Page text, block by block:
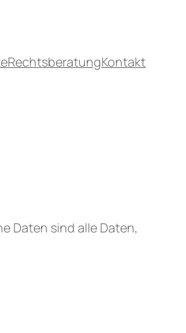
RechtsberatungKontakt
Daten sind alle Daten,